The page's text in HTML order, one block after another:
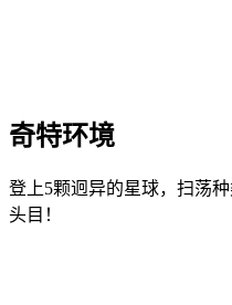
奇特环境
登上5颗迥异的星球，扫荡
头目！